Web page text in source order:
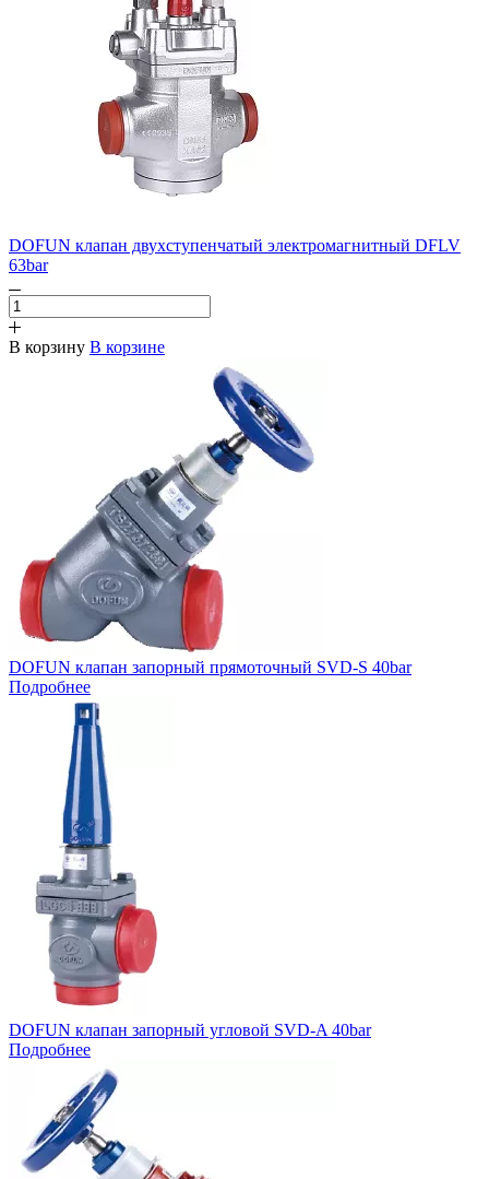
DOFUN клапан двухступенчатый электромагнитный DFLV
63bar
В корзину В корзине
DOFUN клапан запорный прямоточный SVD-S 40bar
Подробнее
DOFUN клапан запорный угловой SVD-A 40bar
Подробнее